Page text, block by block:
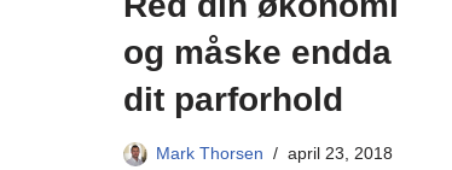
og måske endda
dit parforhold
Mark Thorsen april 23, 2018